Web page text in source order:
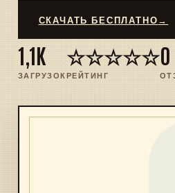
СКАЧАТЬ БЕСПЛАТНО →
1,1K
ЗАГРУЗОК
☆☆☆☆☆
РЕЙТИНГ
0